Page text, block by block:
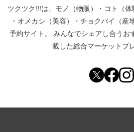
ツクツク!!!は、 モノ（物販） ・ コト（体
・ オメカシ（美容） ・ チョクバイ（産
予約サイト。
みんなでシェアし合う お
載した総合マーケットプ